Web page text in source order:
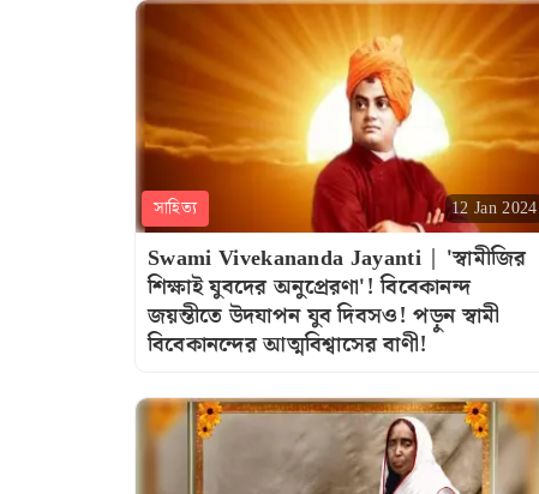
সাহিত্য 12 Jan 2024
Swami Vivekananda Jayanti | 'স্বামীজির
শিক্ষাই যুবদের অনুপ্রেরণা'! বিবেকানন্দ
জয়ন্তীতে উদযাপন যুব দিবসও! পড়ুন স্বামী
বিবেকানন্দের আত্মবিশ্বাসের বাণী!